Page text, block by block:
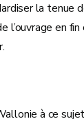
la tenue
en fin
à ce